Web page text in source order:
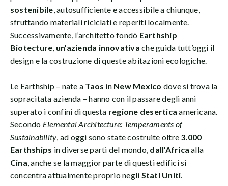
sostenibile, autosufficiente e accessibile a chiunque,
sfruttando materiali riciclati e reperiti localmente.
Successivamente, l’architetto fondò Earthship
Biotecture, un’azienda innovativa che guida tutt’oggi il
design e la costruzione di queste abitazioni ecologiche.
Le Earthship – nate a Taos in New Mexico dove si trova la
sopracitata azienda – hanno con il passare degli anni
superato i confini di questa regione deserticaamericana.
Secondo Elemental Architecture: Temperaments of
Sustainability, ad oggi sono state costruite oltre 3.000
Earthships in diverse parti del mondo, dall’Africa alla
Cina, anche se la maggior parte di questi edifici si
concentra attualmente proprio negli Stati Uniti.